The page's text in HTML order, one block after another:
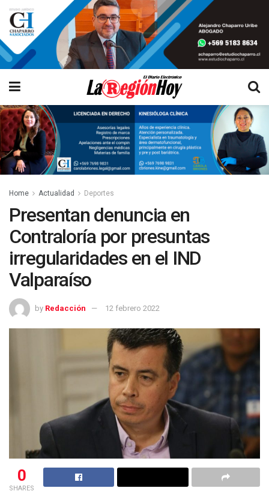
Home Actualidad Deportes
Presentan denuncia en
Contraloría por presuntas
irregularidades en el IND
Valparaíso
by Redacción 12 febrero 2022
0
SHARES